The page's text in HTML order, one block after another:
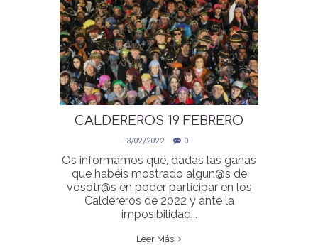
CALDEREROS 19 FEBRERO
HIPICA
13/02/2022 0
Os informamos que, dadas las ganas
que habéis mostrado algun@s de
vosotr@s en poder participar en los
Caldereros de 2022 y ante la
imposibilidad...
Leer Más